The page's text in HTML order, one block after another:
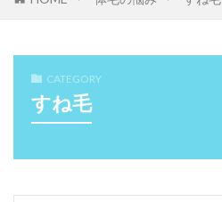
CATEGORY
すね毛